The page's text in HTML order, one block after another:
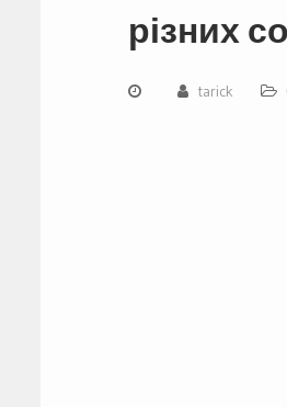
різних
tarick